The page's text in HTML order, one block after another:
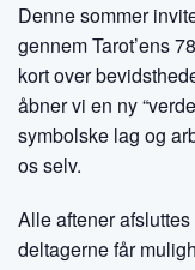
Denne sommer
gennem Tarot’ens
kort over
åbner vi en ny
symbolske lag og
os selv.
Alle aftener
deltagerne får